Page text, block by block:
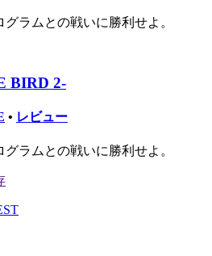
ラムとの戦いに勝利せよ。
BIRD 2-
• レビュー
ラムとの戦いに勝利せよ。